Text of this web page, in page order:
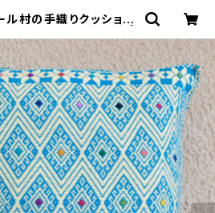
ル村の手織りクッション